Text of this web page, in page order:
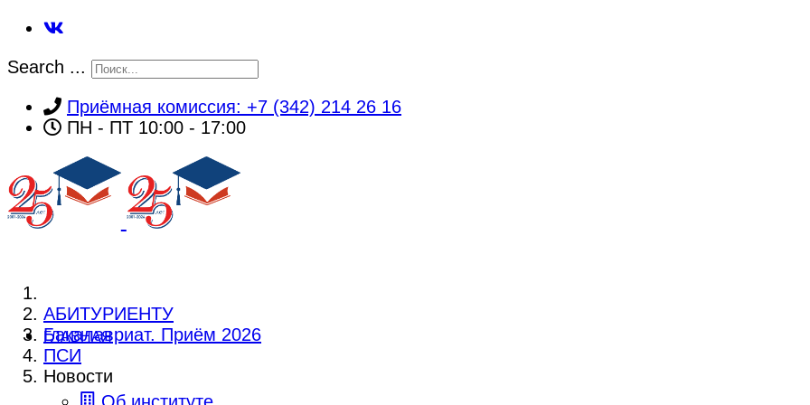
Search ...
Приёмная комиссия: +7 (342) 214 26 16
ПН - ПТ 10:00 - 17:00
ГЛАВНАЯ
АБИТУРИЕНТУ
Бакалавриат. Приём 2026
ПСИ
Новости